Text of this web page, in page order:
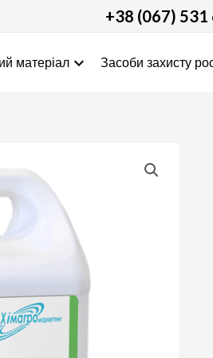
+38 (067) 531
матеріалexpand_more Засоби захисту